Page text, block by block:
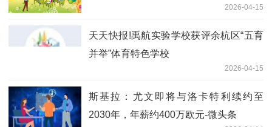
达(159361)助力布局A股核心资产2026-04-15
天天快报!禹航实验学校获评余杭区“五育
并举”体育特色学校
2026-04-15
斯基拉：尤文即将与洛卡特利续约至
2030年，年薪约400万欧元-微头条